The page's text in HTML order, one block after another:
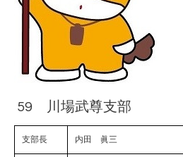
59 川場武尊支部
支部長 内田 眞三